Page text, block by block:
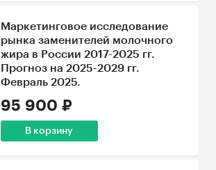
Маркетинговое исследование
рынка заменителей молочного
жира в России 2017-2025 гг.
Прогноз на 2025-2029 гг.
Февраль 2025.
95 900 ₽
В корзину